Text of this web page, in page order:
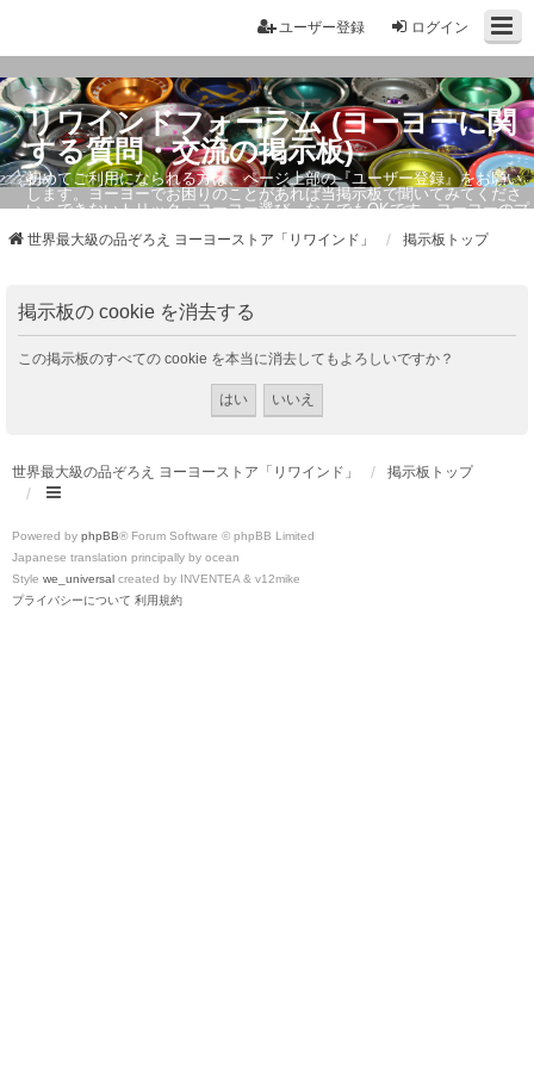
ログイン
ユーザー登録
リワインドフォーラム (ヨーヨーに関
する質問・交流の掲示板)
初めてご利用になられる方は、ページ上部の『ユーザー登録』をお願い
します。ヨーヨーでお困りのことがあれば当掲示板で聞いてみてくださ
い。できないトリック・ヨーヨー選び、なんでもOKです。ヨーヨーのプ
世界最大級の品ぞろえ ヨーヨーストア「リワインド」 掲示板トップ
掲示板の cookie を消去する
この掲示板のすべての cookie を本当に消去してもよろしいですか？
世界最大級の品ぞろえ ヨーヨーストア「リワインド」 掲示板トップ
Powered by phpBB® Forum Software © phpBB Limited
Japanese translation principally by ocean
Style we_universal created by INVENTEA & v12mike
プライバシーについて 利用規約